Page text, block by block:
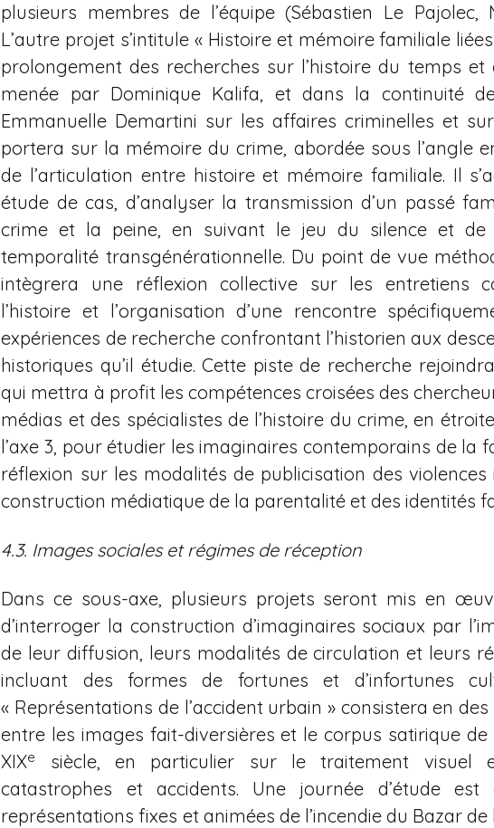
plusieurs membres de l’équipe (Sébastien Le Pajolec,
L’autre projet s’intitule « Histoire et mémoire familiale
prolongement des recherches sur l’histoire du temps et
menée par Dominique Kalifa, et dans la continuité
Emmanuelle Demartini sur les affaires criminelles et
portera sur la mémoire du crime, abordée sous l’angle
de l’articulation entre histoire et mémoire familiale. Il
étude de cas, d’analyser la transmission d’un passé
crime et la peine, en suivant le jeu du silence et
temporalité transgénérationnelle. Du point de vue
intègrera une réflexion collective sur les entretiens
l’histoire et l’organisation d’une rencontre
expériences de recherche confrontant l’historien aux
historiques qu’il étudie. Cette piste de recherche
qui mettra à profit les compétences croisées des
médias et des spécialistes de l’histoire du crime, en
l’axe 3, pour étudier les imaginaires contemporains de la
réflexion sur les modalités de publicisation des
construction médiatique de la parentalité et des identités
4.3. Images sociales et régimes de réception
Dans ce sous-axe, plusieurs projets seront mis en
d’interroger la construction d’imaginaires sociaux par
de leur diffusion, leurs modalités de circulation et leurs
incluant des formes de fortunes et d’infortunes
« Représentations de l’accident urbain » consistera en
entre les images fait-diversières et le corpus satirique de
XIXe
siècle, en particulier sur le traitement visuel
catastrophes et accidents. Une journée d’étude est
représentations fixes et animées de l’incendie du Bazar de